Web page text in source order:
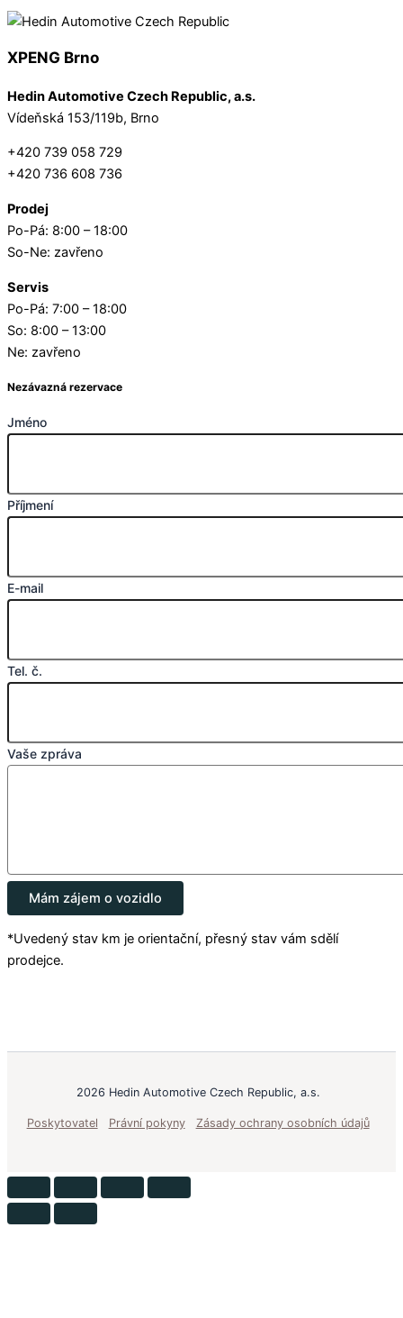
XPENG Brno
Hedin Automotive Czech Republic, a.s.
Vídeňská 153/119b, Brno
+420 739 058 729
+420 736 608 736
Prodej
Po-Pá: 8:00 – 18:00
So-Ne: zavřeno
Servis
Po-Pá: 7:00 – 18:00
So: 8:00 – 13:00
Ne: zavřeno
Nezávazná rezervace
Jméno
Příjmení
E-mail
Tel. č.
Vaše zpráva
Mám zájem o vozidlo
*Uvedený stav km je orientační, přesný stav vám sdělí
prodejce.
2026 Hedin Automotive Czech Republic, a.s.
Poskytovatel Právní pokyny Zásady ochrany osobních údajů